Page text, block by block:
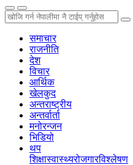
समाचार
राजनीति
देश
विचार
आर्थिक
खेलकुद
अन्तराष्ट्रीय
अन्तर्वार्ता
मनोरन्जन
भिडियो
थप
शिक्षास्वास्थ्यरोजगारविश्लेषण